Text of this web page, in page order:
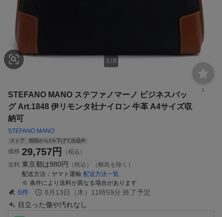
1 /8
1
STEFANO MANO ステファノマーノ ビジネスバッ
グ Art.1848 伊リモンタ社ナイロン 牛革 A4サイズ収
納可
STEFANO MANO
ストア 前回から1%下げて出品中
価格 29,757円
（税込）
送料 東京都は980円
（税込）（離島を除く）
配送方法
ヤマト運輸 配送方法一覧
条件により送料が異なる場合があります
0件 8月13日（木）11時59分 終了予定
目立った傷や汚れなし